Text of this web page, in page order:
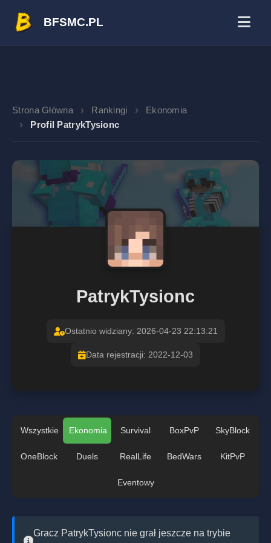
BFSMC.PL
Strona Główna Rankingi
Ekonomia
Profil PatrykTysionc
PatrykTysionc
Ostatnio widziany: 2026-04-23 22:13:21
Data rejestracji: 2022-12-03
Wszystkie Ekonomia Survival BoxPvP SkyBlock
OneBlock Duels RealLife BedWars KitPvP
Eventowy
Gracz PatrykTysionc nie grał jeszcze na trybie